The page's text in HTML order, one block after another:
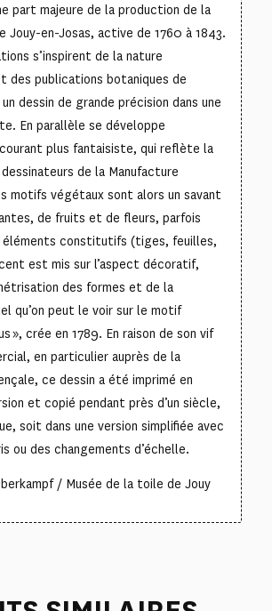
part majeure de la production de la
Jouy-en-Josas, active de 1760 à 1843.
s’inspirent de la nature
des publications botaniques de
dessin de grande précision dans une
En parallèle se développe
plus fantaisiste, qui reflète la
de la Manufacture
motifs végétaux sont alors un savant
de fruits et de fleurs, parfois
éléments constitutifs (tiges, feuilles,
est mis sur l’aspect décoratif,
des formes et de la
qu’on peut le voir sur le motif
», crée en 1789. En raison de son vif
en particulier auprès de la
ce dessin a été imprimé en
et copié pendant près d’un siècle,
soit dans une version simplifiée avec
ou des changements d’échelle.
/ Musée de la toile de Jouy